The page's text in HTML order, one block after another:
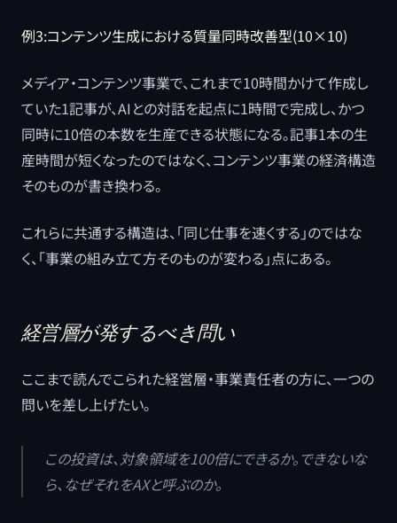
例3:コンテンツ生成における質量同時改善型(10×10)
メディア・コンテンツ事業で、これまで10時間かけて作成し
ていた1記事が、AIとの対話を起点に1時間で完成し、かつ
同時に10倍の本数を生産できる状態になる。記事1本の生
産時間が短くなったのではなく、コンテンツ事業の経済構造
そのものが書き換わる。
これらに共通する構造は、「同じ仕事を速くする」のではな
く、「事業の組み立て方そのものが変わる」点にある。
経営層が発するべき問い
ここまで読んでこられた経営層・事業責任者の方に、一つの
問いを差し上げたい。
この投資は、対象領域を100倍にできるか。できないな
ら、なぜそれをAXと呼ぶのか。